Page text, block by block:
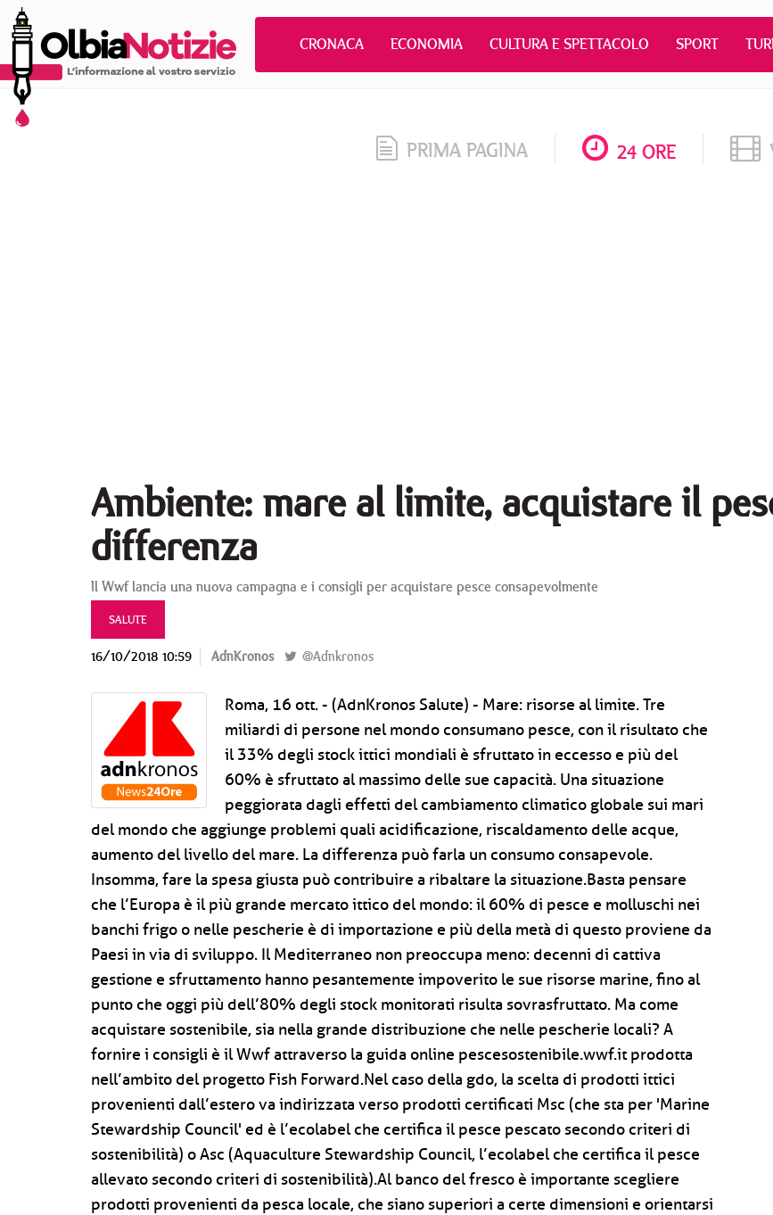
CRONACA ECONOMIA CULTURA E SPETTACOLO SPORT
PRIMA PAGINA 24 ORE
Ambiente: mare al limite, acquistare il
differenza
Il Wwf lancia una nuova campagna e i consigli per acquistare pesce consapevolmente
SALUTE
16/10/2018 10:59 AdnKronos @Adnkronos
Roma, 16 ott. - (AdnKronos Salute) - Mare: risorse al limite. Tre
miliardi di persone nel mondo consumano pesce, con il risultato che
il 33% degli stock ittici mondiali è sfruttato in eccesso e più del
60% è sfruttato al massimo delle sue capacità. Una situazione
peggiorata dagli effetti del cambiamento climatico globale sui mari
del mondo che aggiunge problemi quali acidificazione, riscaldamento delle acque,
aumento del livello del mare. La differenza può farla un consumo consapevole.
Insomma, fare la spesa giusta può contribuire a ribaltare la situazione.Basta pensare
che l’Europa è il più grande mercato ittico del mondo: il 60% di pesce e molluschi nei
banchi frigo o nelle pescherie è di importazione e più della metà di questo proviene da
Paesi in via di sviluppo. Il Mediterraneo non preoccupa meno: decenni di cattiva
gestione e sfruttamento hanno pesantemente impoverito le sue risorse marine, fino al
punto che oggi più dell’80% degli stock monitorati risulta sovrasfruttato. Ma come
acquistare sostenibile, sia nella grande distribuzione che nelle pescherie locali? A
fornire i consigli è il Wwf attraverso la guida online pescesostenibile.wwf.it prodotta
nell’ambito del progetto Fish Forward.Nel caso della gdo, la scelta di prodotti ittici
provenienti dall’estero va indirizzata verso prodotti certificati Msc (che sta per 'Marine
Stewardship Council' ed è l’ecolabel che certifica il pesce pescato secondo criteri di
sostenibilità) o Asc (Aquaculture Stewardship Council, l’ecolabel che certifica il pesce
allevato secondo criteri di sostenibilità).Al banco del fresco è importante scegliere
prodotti provenienti da pesca locale, che siano superiori a certe dimensioni e orientarsi